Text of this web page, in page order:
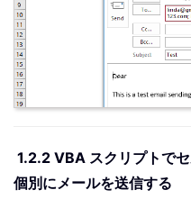
1.2.2 VBA スクリプトで
個別にメールを送信する